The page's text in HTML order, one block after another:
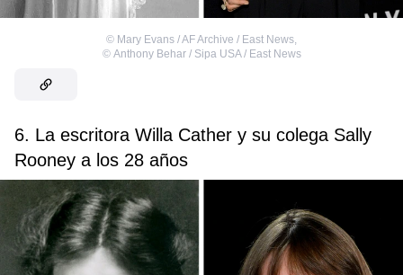
© Mary Evans / AF Archive / East News,
© Anthony Behar / Sipa USA / East News
6. La escritora Willa Cather y su colega Sally
Rooney a los 28 años